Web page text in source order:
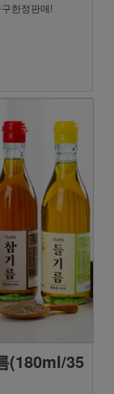
한정판매!
(180ml/35